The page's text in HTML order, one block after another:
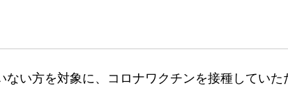
ない方を対象に、コロナワクチンを接種していた